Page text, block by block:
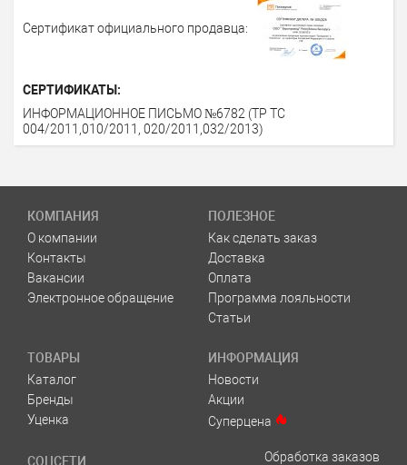
Сертификат официального продавца:
СЕРТИФИКАТЫ:
ИНФОРМАЦИОННОЕ ПИСЬМО №6782 (ТР ТС
004/2011,010/2011, 020/2011,032/2013)
КОМПАНИЯ
О компании
Контакты
Вакансии
Электронное обращение
ПОЛЕЗНОЕ
Как сделать заказ
Доставка
Оплата
Программа лояльности
Статьи
ТОВАРЫ
Каталог
Бренды
Уценка
ИНФОРМАЦИЯ
Новости
Акции
Суперцена
СОЦСЕТИ
Обработка заказов